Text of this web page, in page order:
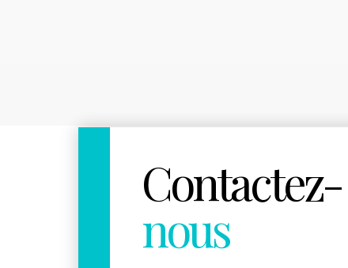
Contactez-
nous